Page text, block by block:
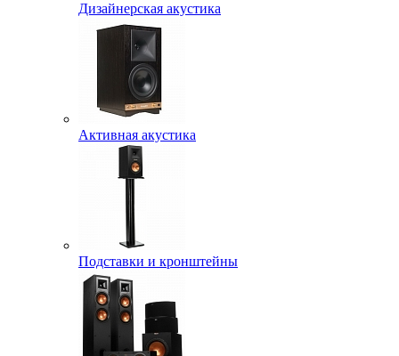
Дизайнерская акустика
Активная акустика
Подставки и кронштейны